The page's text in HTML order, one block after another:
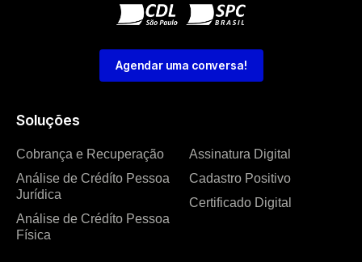
Soluções
Cobrança e Recuperação
Análise de Crédíto Pessoa
Jurídica
Análise de Crédíto Pessoa
Física
Assinatura Digital
Cadastro Positivo
Certificado Digital
Agendar uma conversa!